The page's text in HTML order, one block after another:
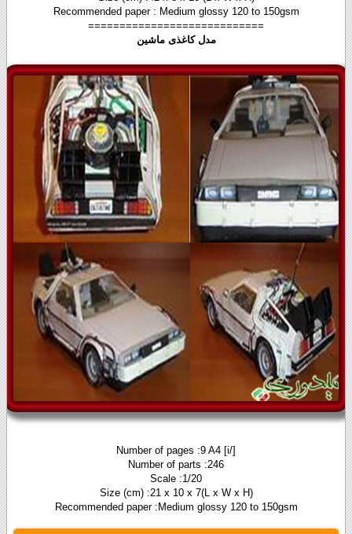
Recommended paper : Medium glossy 120 to 150gsm
============================
مدل کاغذی ماشین
[/i] Number of pages :9 A4
Number of parts :246
Scale :1/20
Size (cm) :21 x 10 x 7(L x W x H)
Recommended paper :Medium glossy 120 to 150gsm